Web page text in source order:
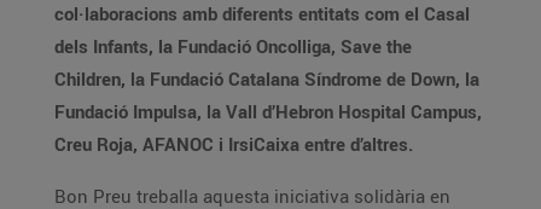
col·laboracions amb diferents entitats com el Casal
dels Infants, la Fundació Oncolliga, Save the
Children, la Fundació Catalana Síndrome de Down, la
Fundació Impulsa, la Vall d’Hebron Hospital Campus,
Creu Roja, AFANOC i IrsiCaixa entre d’altres.
Bon Preu treballa aquesta iniciativa solidària en